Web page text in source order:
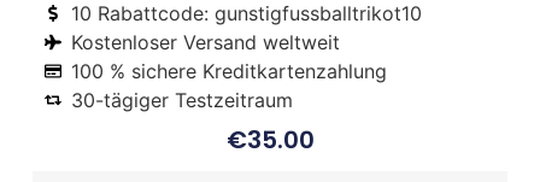
10 Rabattcode: gunstigfussballtrikot10
Kostenloser Versand weltweit
100 % sichere Kreditkartenzahlung
30-tägiger Testzeitraum
€35.00